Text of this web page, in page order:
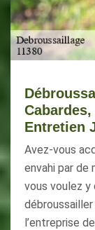
Entretien
Avez-vous
envahi par de
vous voulez y
débroussailler
l’entreprise